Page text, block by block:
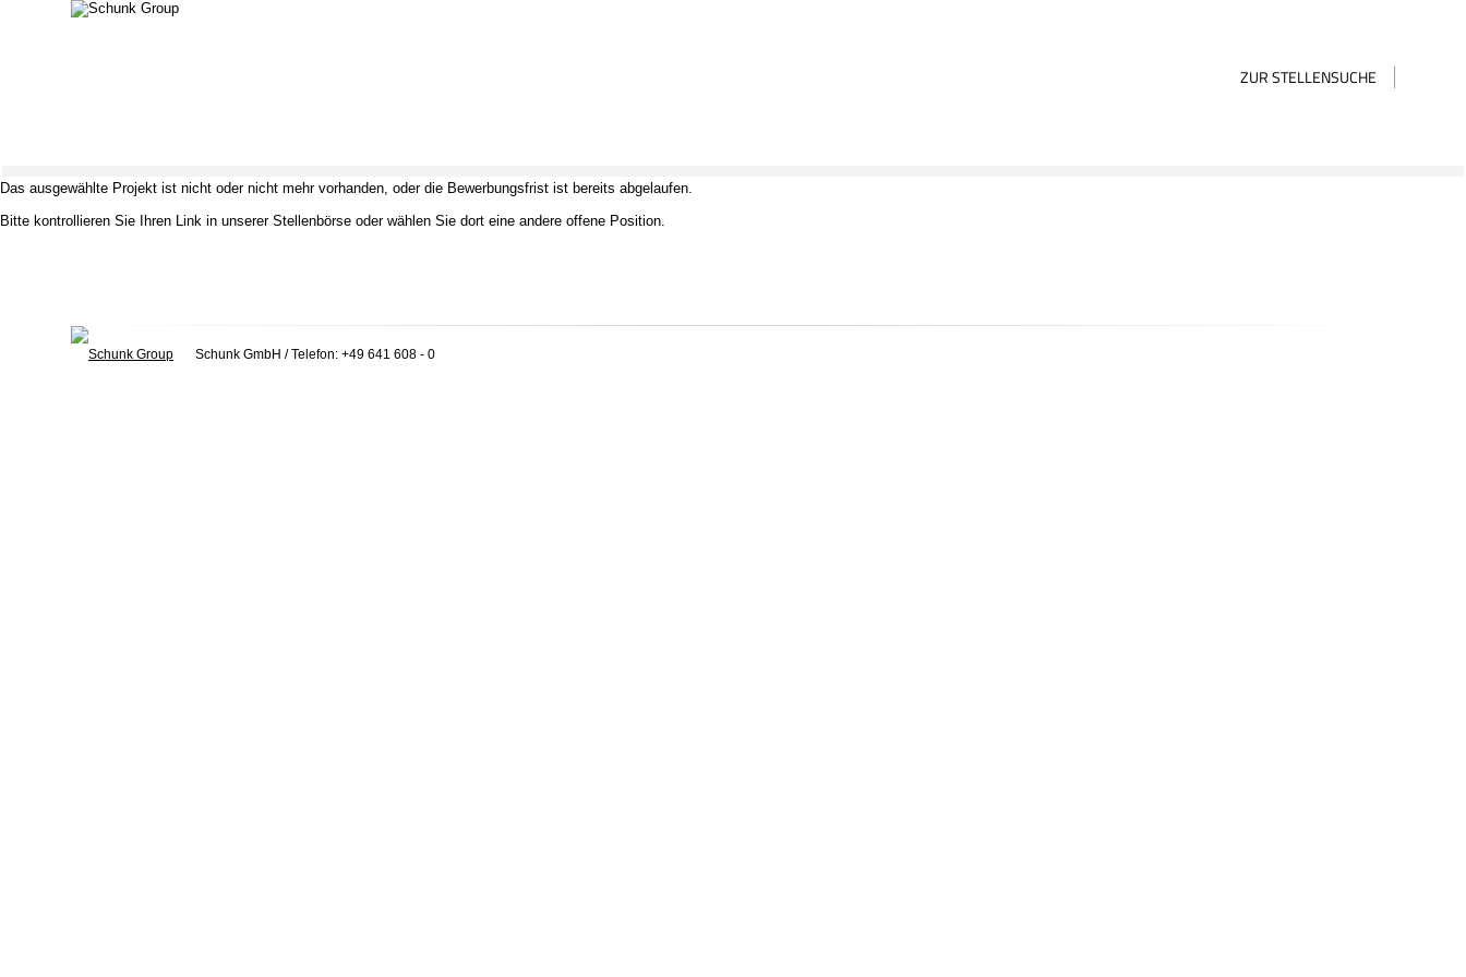
ZUR STELLENSUCHE
Das ausgewählte Projekt ist nicht oder nicht mehr vorhanden, oder die Bewerbungsfrist ist bereits abgelaufen.
Bitte kontrollieren Sie Ihren Link in unserer Stellenbörse oder wählen Sie dort eine andere offene Position.
Schunk GmbH / Telefon: +49 641 608 - 0